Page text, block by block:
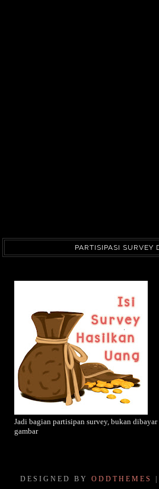
PARTISIPASI SURVEY
Jadi bagian partisipan survey, bukan
gambar
DESIGNED BY ODDTHEMES